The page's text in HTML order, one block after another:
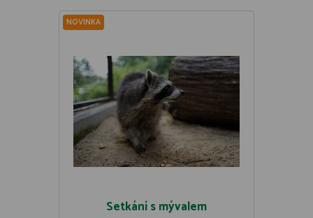
NOVINKA
Setkání s mývalem